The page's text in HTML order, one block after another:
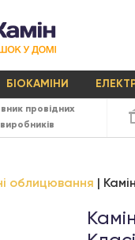
БІОКАМІНИ
провідних
облицювання